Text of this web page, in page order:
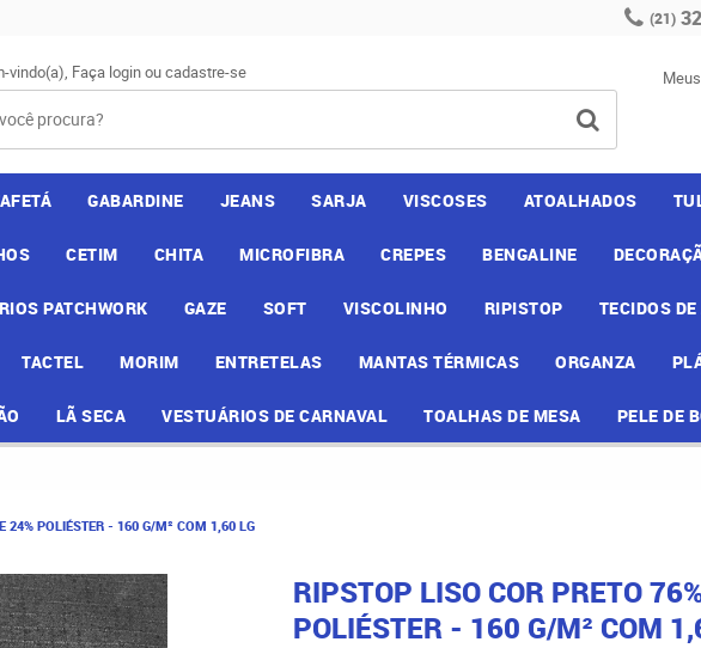
(21)
vindo(a), Faça loginoucadastre-se
GABARDINE JEANS SARJA VISCOSES ATOALHADOS
CETIM CHITA MICROFIBRA CREPES BENGALINE
PATCHWORK GAZE SOFT VISCOLINHO RIPISTOP TECIDOS
TACTEL MORIM ENTRETELAS MANTAS TÉRMICAS ORGANZA
LÃ SECA VESTUÁRIOS DE CARNAVAL TOALHAS DE MESA PELE DE
24% POLIÉSTER - 160 G/M² COM 1,60 LG
RIPSTOP LISO COR PRETO
POLIÉSTER - 160 G/M² COM